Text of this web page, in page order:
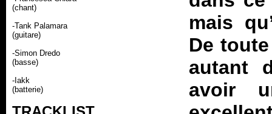
(chant)
-Tank Palamara
(guitare)
-Simon Dredo
(basse)
-Iakk
(batterie)
mais
De
autant
avoir